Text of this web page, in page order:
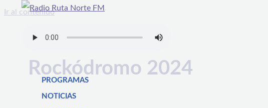
Ir al contenido
PROGRAMAS
NOTICIAS
Rockódromo 2024